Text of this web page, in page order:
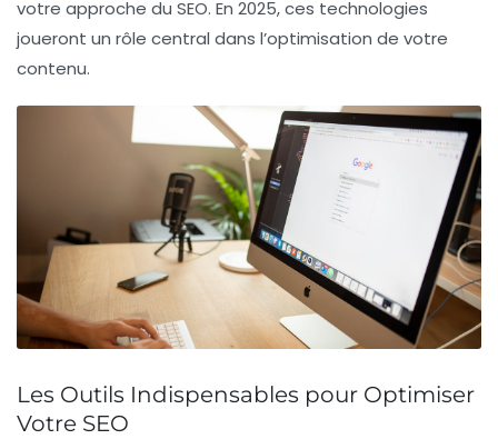
votre approche du SEO. En 2025, ces technologies
joueront un rôle central dans l’optimisation de votre
contenu.
Les Outils Indispensables pour Optimiser
Votre SEO